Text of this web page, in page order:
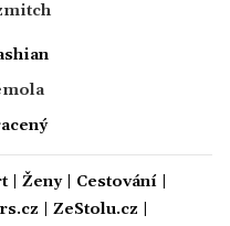
| Ženy| Cestování|
ZeStolu.cz